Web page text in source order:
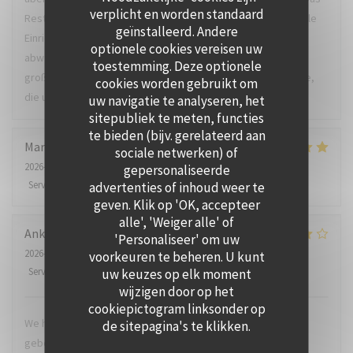
verplicht en worden standaard
geïnstalleerd. Andere
optionele cookies vereisen uw
toestemming. Deze optionele
cookies worden gebruikt om
uw navigatie te analyseren, het
sitepubliek te meten, functies
te bieden (bijv. gerelateerd aan
sociale netwerken) of
gepersonaliseerde
advertenties of inhoud weer te
geven. Klik op 'OK, accepteer
alle', 'Weiger alle' of
'Personaliseer' om uw
voorkeuren te beheren. U kunt
uw keuzes op elk moment
wijzigen door op het
cookiepictogram linksonder op
de sitepagina's te klikken.
Restaurant besticht unter anderem durch die geschmackvolle
Einrichtung und die offene Küche. Tolle ausgefallene Karte,
abwechslungsreiches Menü, Regionale Produkte und ein
großartiger Service. Einen herzlichen Dank auch an die Küche,
die uns eine Gaumenfreude beschert hat.
Marie-Christine S
2026-07-22
- 18:00 - Gasten 2
Service
Atmosfeer:5/5 Keuken: 5/5 Kwaliteit / Prijs
Anke
2026-07-24
- 19:00 - Gasten 2
Service
Atmosfeer:4/5 Keuken : 5/5 Kwaliteit / Prijs
We hebben een arrangement van 3 dagen bij hotel Ter Zand
geboekt waarbij er een 3-gangen menu inbegrepen was. We